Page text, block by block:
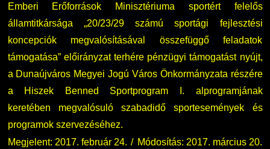
Emberi Erőforrások Minisztériuma sportért felelős
államtitkársága „20/23/29 számú sportági fejlesztési
koncepciók megvalósításával összefüggő feladatok
támogatása” előirányzat terhére pénzügyi támogatást nyújt,
a Dunaújváros Megyei Jogú Város Önkormányzata részére
a Hiszek Benned Sportprogram I. alprogramjának
keretében megvalósuló szabadidő sportesemények és
programok szervezéséhez.
Megjelent: 2017. február 24.
Módosítás: 2017. március 20.